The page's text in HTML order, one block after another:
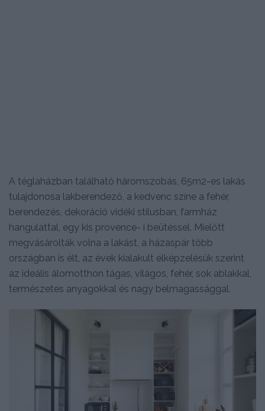
A téglaházban található háromszobás, 65m2-es lakás
tulajdonosa lakberendező, a kedvenc színe a fehér,
berendezés, dekoráció vidéki stílusban, farmház
hangulattal, egy kis provence- i beütéssel. Mielőtt
megvásárolták volna a lakást, a házaspár több
országban is élt, az évek kialakult elképzelésük szerint
az ideális álomotthon tágas, világos, fehér, sok ablakkal,
természetes anyagokkal és nagy belmagassággal.